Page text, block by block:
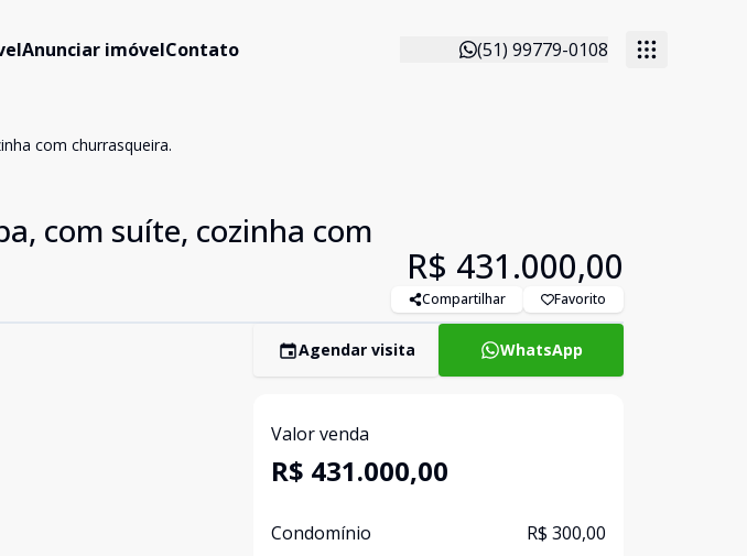
Anunciar imóvelContato (51) 99779-0108
com churrasqueira.
com suíte, cozinha com
R$ 431.000,00
Compartilhar Favorito
Agendar visita WhatsApp
Valor venda
R$ 431.000,00
Condomínio R$ 300,00